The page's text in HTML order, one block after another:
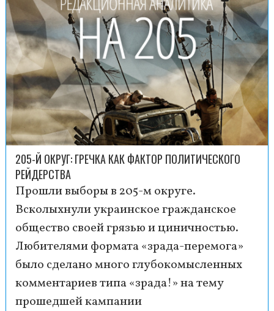
205-Й ОКРУГ: ГРЕЧКА КАК ФАКТОР ПОЛИТИЧЕСКОГО
РЕЙДЕРСТВА
Прошли выборы в 205-м округе.
Всколыхнули украинское гражданское
общество своей грязью и циничностью.
Любителями формата «зрада-перемога»
было сделано много глубокомысленных
комментариев типа «зрада!» на тему
прошедшей кампании